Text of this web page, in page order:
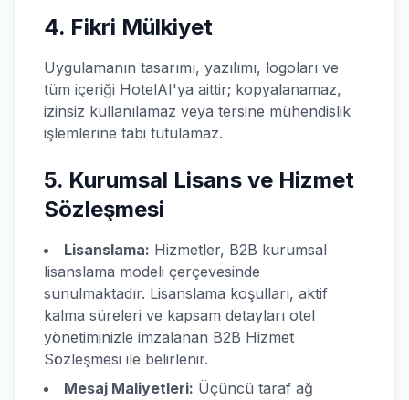
4. Fikri Mülkiyet
Uygulamanın tasarımı, yazılımı, logoları ve
tüm içeriği HotelAI'ya aittir; kopyalanamaz,
izinsiz kullanılamaz veya tersine mühendislik
işlemlerine tabi tutulamaz.
5. Kurumsal Lisans ve Hizmet
Sözleşmesi
Lisanslama: Hizmetler, B2B kurumsal
lisanslama modeli çerçevesinde
sunulmaktadır. Lisanslama koşulları, aktif
kalma süreleri ve kapsam detayları otel
yönetiminizle imzalanan B2B Hizmet
Sözleşmesi ile belirlenir.
Mesaj Maliyetleri: Üçüncü taraf ağ